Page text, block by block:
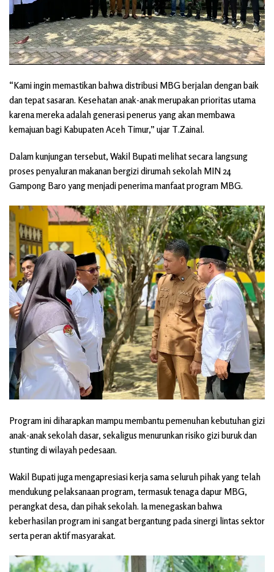
“Kami ingin memastikan bahwa distribusi MBG berjalan dengan baik
dan tepat sasaran. Kesehatan anak-anak merupakan prioritas utama
karena mereka adalah generasi penerus yang akan membawa
kemajuan bagi Kabupaten Aceh Timur,” ujar T.Zainal.
Dalam kunjungan tersebut, Wakil Bupati melihat secara langsung
proses penyaluran makanan bergizi dirumah sekolah MIN 24
Gampong Baro yang menjadi penerima manfaat program MBG.
Program ini diharapkan mampu membantu pemenuhan kebutuhan gizi
anak-anak sekolah dasar, sekaligus menurunkan risiko gizi buruk dan
stunting di wilayah pedesaan.
Wakil Bupati juga mengapresiasi kerja sama seluruh pihak yang telah
mendukung pelaksanaan program, termasuk tenaga dapur MBG,
perangkat desa, dan pihak sekolah. Ia menegaskan bahwa
keberhasilan program ini sangat bergantung pada sinergi lintas sektor
serta peran aktif masyarakat.